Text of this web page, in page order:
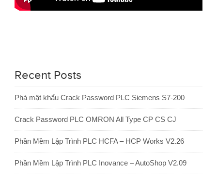
Recent Posts
Phá mật khẩu Crack Password PLC Siemens S7-200
Crack Password PLC OMRON All Type CP CS CJ
Phần Mềm Lập Trình PLC HCFA – HCP Works V2.26
Phần Mềm Lập Trình PLC Inovance – AutoShop V2.09